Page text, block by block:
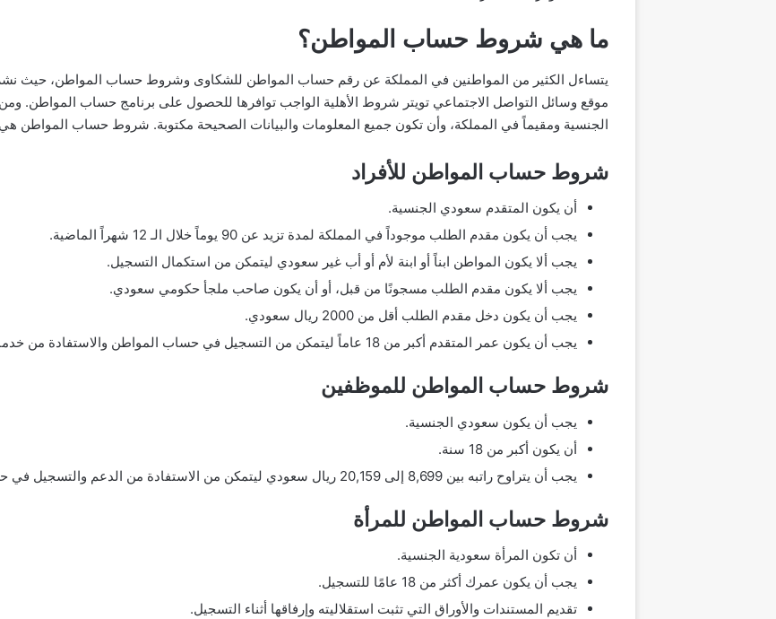
ما هي شروط حساب المواطن؟
يتساءل الكثير من المواطنين في المملكة عن رقم حساب المواطن للشكاوى وشروط حساب المواطن، حيث
موقع وسائل التواصل الاجتماعي تويتر شروط الأهلية الواجب توافرها للحصول على برنامج حساب المواطن.
الجنسية ومقيماً في المملكة، وأن تكون جميع المعلومات والبيانات الصحيحة مكتوبة. شروط حساب المواطن
شروط حساب المواطن للأفراد
أن يكون المتقدم سعودي الجنسية.
يجب أن يكون مقدم الطلب موجوداً في المملكة لمدة تزيد عن 90 يوماً خلال الـ 12 شهراً الماضية.
يجب ألا يكون المواطن ابناً أو ابنة لأم أو أب غير سعودي ليتمكن من استكمال التسجيل.
يجب ألا يكون مقدم الطلب مسجونًا من قبل، أو أن يكون صاحب ملجأ حكومي سعودي.
يجب أن يكون دخل مقدم الطلب أقل من 2000 ريال سعودي.
يجب أن يكون عمر المتقدم أكبر من 18 عاماً ليتمكن من التسجيل في حساب المواطن والاستفادة من خدمات البرنامج.
شروط حساب المواطن للموظفين
يجب أن يكون سعودي الجنسية.
أن يكون أكبر من 18 سنة.
يجب أن يتراوح راتبه بين 8,699 إلى 20,159 ريال سعودي ليتمكن من الاستفادة من الدعم والتسجيل في حساب المواطن.
شروط حساب المواطن للمرأة
أن تكون المرأة سعودية الجنسية.
يجب أن يكون عمرك أكثر من 18 عامًا للتسجيل.
تقديم المستندات والأوراق التي تثبت استقلاليته وإرفاقها أثناء التسجيل.